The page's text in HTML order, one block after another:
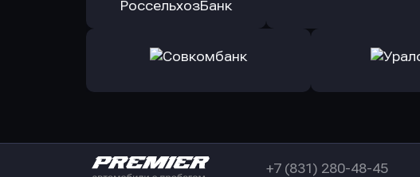
в Примсоцбанк
Оправить заявку
Оправить заявку
+7 (831) 280-48-45